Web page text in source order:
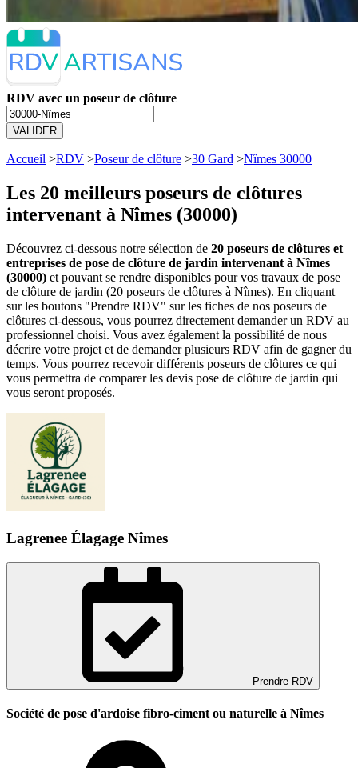
RDV avec un poseur de clôture
VALIDER
Accueil >RDV >Poseur de clôture >30 Gard >Nîmes 30000
Les 20 meilleurs poseurs de clôtures
intervenant à Nîmes (30000)
Découvrez ci-dessous notre sélection de 20 poseurs de clôtures et
entreprises de pose de clôture de jardin intervenant à Nîmes
(30000) et pouvant se rendre disponibles pour vos travaux de pose
de clôture de jardin (20 poseurs de clôtures à Nîmes). En cliquant
sur les boutons "Prendre RDV" sur les fiches de nos poseurs de
clôtures ci-dessous, vous pourrez directement demander un RDV au
professionnel choisi. Vous avez également la possibilité de nous
décrire votre projet et de demander plusieurs RDV afin de gagner du
temps. Vous pourrez recevoir différents poseurs de clôtures ce qui
vous permettra de comparer les devis pose de clôture de jardin qui
vous seront proposés.
Lagrenee Élagage Nîmes
Prendre RDV
Société de pose d'ardoise fibro-ciment ou naturelle à Nîmes